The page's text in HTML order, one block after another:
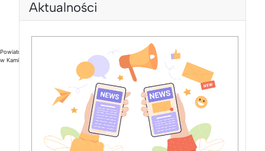
Powiatowa i Miejska Biblioteka Publiczna
w Kamieniu Pomorskim
Aktualności